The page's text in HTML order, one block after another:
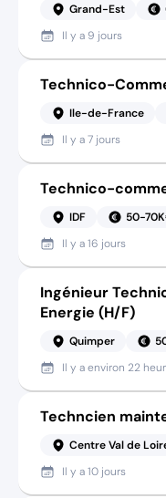
Grand-Est
Il y a 9 jours
Technico-
Ile-de-France
Il y a7 jours
Technico-
IDF
50-
Il y a16 jours
Ingénieur
Energie (H/F)
Quimper
Il y aenviron 22
Techncien
Centre Val de
Il y a10 jours